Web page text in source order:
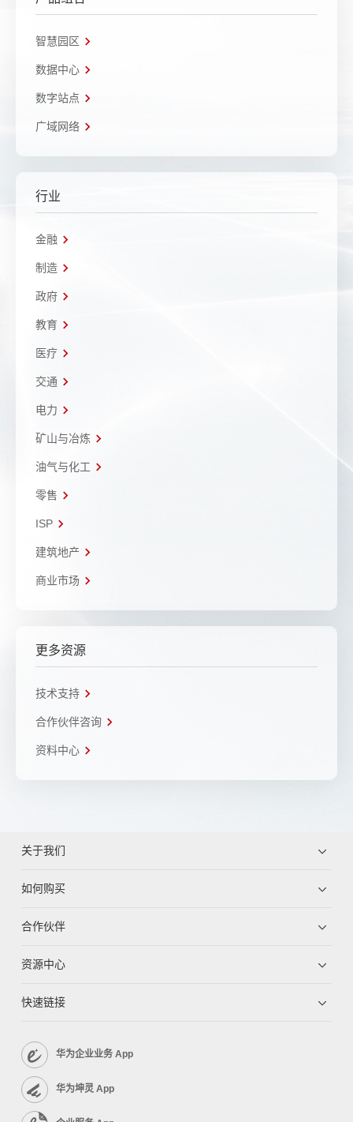
智慧园区
数据中心
数字站点
广域网络
行业
金融
制造
政府
教育
医疗
交通
电力
矿山与冶炼
油气与化工
零售
ISP
建筑地产
商业市场
更多资源
技术支持
合作伙伴咨询
资料中心
关于我们
如何购买
合作伙伴
资源中心
快速链接
华为企业业务 App
华为坤灵 App